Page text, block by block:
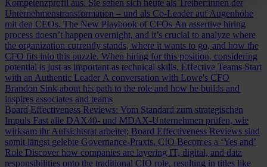
Kompetenzprofil aus. Sie sehen sich heute als Treiber:innen der
Unternehmenstransformation – und als Co-Leader auf Augenhöhe
mit den CEOs. The New Playbook of CFOs An assertive hiring
process doesn’t happen overnight, and it’s crucial to analyze where
the organization currently stands, where it wants to go, and how the
CFO fits into this puzzle. When hiring for this position, considering
potential is just as important as technical skills. Effective Teams Start
with an Authentic Leader A conversation with Lowe's CFO
Brandon Sink about his path to the role and how he builds and
inspires associates and teams
Board Effectiveness Reviews: Vom Standard zum strategischen
Impuls Fast alle DAX40- und MDAX-Unternehmen prüfen, wie
wirksam ihr Aufsichtsrat arbeitet; Board Effectiveness Reviews sind
somit längst gelebte Governance-Praxis. CIO Becomes a ‘Yes and’
Role Discover how companies are layering IT, digital, and data
responsibilities onto the traditional CIO role, resulting in titles like